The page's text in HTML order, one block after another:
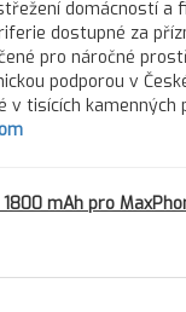
domácností a
dostupné za
pro náročné
podporou v
v tisících
mAh pro